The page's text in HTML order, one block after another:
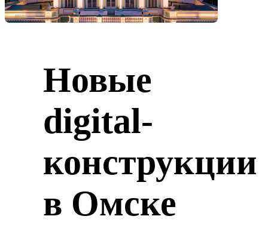
Новые
digital-
конструкции
в Омске